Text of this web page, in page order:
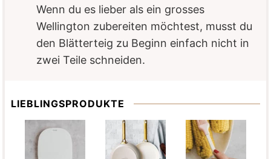
Wenn du es lieber als ein grosses
Wellington zubereiten möchtest, musst du
den Blätterteig zu Beginn einfach nicht in
zwei Teile schneiden.
LIEBLINGSPRODUKTE